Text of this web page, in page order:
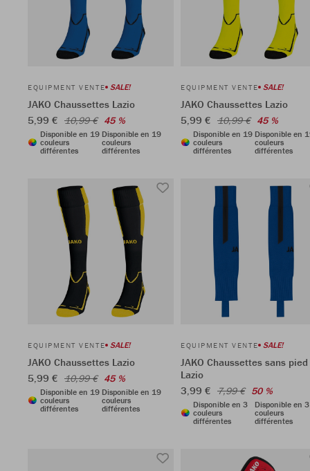
EQUIPMENT VENTE SALE!
JAKO Chaussettes Lazio
5,99 € 10,99 € 45 %
Disponible en 19
couleurs
différentes
Disponible en 19
couleurs
différentes
EQUIPMENT VENTE SALE!
JAKO Chaussettes Lazio
5,99 € 10,99 € 45 %
Disponible en 19
couleurs
différentes
Disponible en
couleurs
différentes
EQUIPMENT VENTE SALE!
JAKO Chaussettes Lazio
5,99 € 10,99 € 45 %
Disponible en 19
couleurs
différentes
Disponible en 19
couleurs
différentes
EQUIPMENT VENTE SALE!
JAKO Chaussettes sans pied
Lazio
3,99 € 7,99 € 50 %
Disponible en 3
couleurs
différentes
Disponible en 3
couleurs
différentes